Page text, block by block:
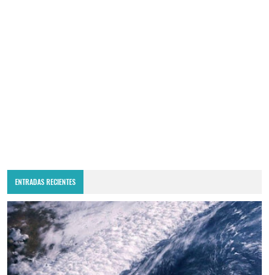
ENTRADAS RECIENTES